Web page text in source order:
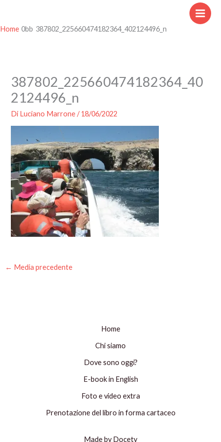
contenuto
Home 387802_225660474182364_402124496_n
387802_225660474182364_40
2124496_n
Di Luciano Marrone/18/06/2022
← Media precedente
Home
Chi siamo
Dove sono oggi?
E-book in English
Foto e video extra
Prenotazione del libro in forma cartaceo
Made by Docety